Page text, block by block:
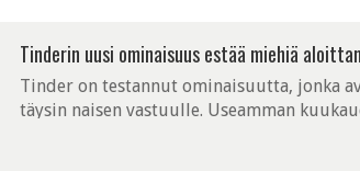
Tinderin uusi ominaisuus estää miehiä
Tinder on testannut ominaisuutta, jonka
täysin naisen vastuulle. Useamman